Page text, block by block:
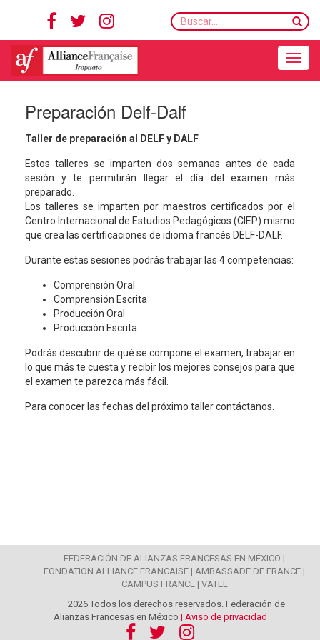
Buscar...
Preparación Delf-Dalf
Taller de preparación al DELF y DALF
Estos talleres se imparten dos semanas antes de cada
sesión y te permitirán llegar el día del examen más
preparado.
Los talleres se imparten por maestros certificados por el
Centro Internacional de Estudios Pedagógicos (CIEP) mismo
que crea las certificaciones de idioma francés DELF-DALF.
Durante estas sesiones podrás trabajar las 4 competencias:
Comprensión Oral
Comprensión Escrita
Producción Oral
Producción Escrita
Podrás descubrir de qué se compone el examen, trabajar en
lo que más te cuesta y recibir los mejores consejos para que
el examen te parezca más fácil.
Para conocer las fechas del próximo taller contáctanos.
FEDERACIÓN DE ALIANZAS FRANCESAS EN MÉXICO |
FONDATION ALLIANCE FRANCAISE | AMBASSADE DE FRANCE |
CAMPUS FRANCE | VATEL
2026 Todos los derechos reservados. Federación de
Alianzas Francesas en México | Aviso de privacidad